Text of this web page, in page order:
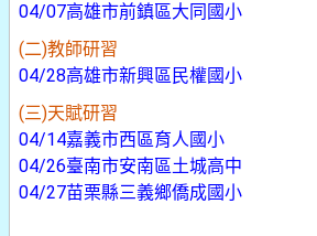
04/07高雄市前鎮區大同國小
(二)教師研習
04/28高雄市新興區民權國小
(三)天賦研習
04/14嘉義市西區育人國小
04/26臺南市安南區土城高中
04/27苗栗縣三義鄉僑成國小